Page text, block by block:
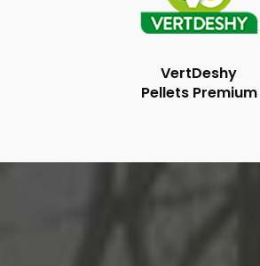
VertDeshy
Pellets Premium